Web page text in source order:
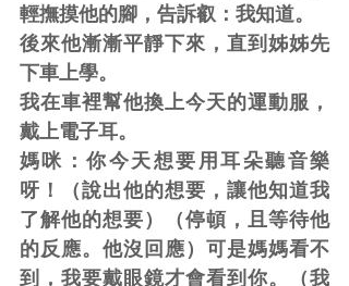
輕撫摸他的腳，告訴叡：我知道。
後來他漸漸平靜下來，直到姊姊先
下車上學。
我在車裡幫他換上今天的運動服，
戴上電子耳。
媽咪：你今天想要用耳朵聽音樂
呀！（說出他的想要，讓他知道我
了解他的想要）（停頓，且等待他
的反應。他沒回應）可是媽媽看不
到，我要戴眼鏡才會看到你。（我